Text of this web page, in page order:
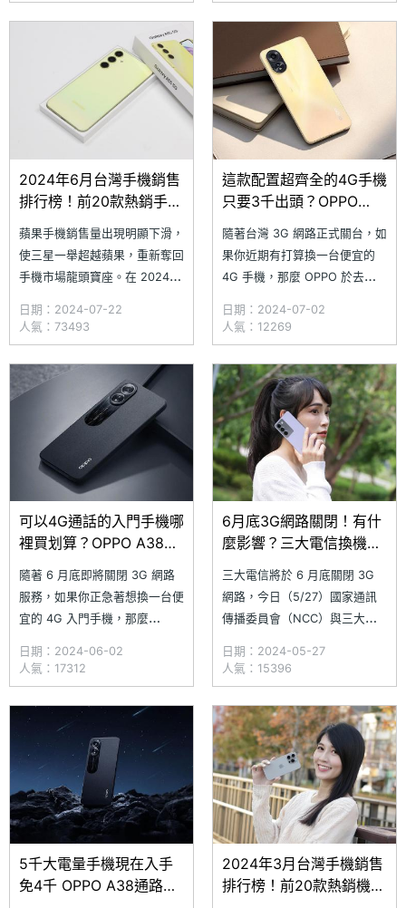
畫素主鏡頭，日常使用綽綽有
餘，無論是給剛開學的孩子當主
力機、給爸媽當重陽節禮物機，
還是當作工作備用機，都
3G 關台後的現在依然能夠正常
使用。隨著 OPPO A38 上市
2024年6月台灣手機銷售
排行榜！前20款熱銷手機
蘋果手機銷售量出現明顯下滑，
使三星一舉超越蘋果，重新奪回
手機市場龍頭寶座。在 2024
三星 Galaxy A55 5G 蟬聯最熱
銷手機，而蘋果最熱賣的機型從
iPhone 15 Pro Max 變成該系列
入門的 iPhone 15。至於
Android 陣營，最熱賣的
日期：2024-07-22
人氣：73493
這款配置超齊全的4G手機
只要3千出頭？OPPO
(2024.7)
隨著台灣 3G 網路正式關台，如
果你近期有打算換一台便宜的
4G 手機，那麼 OPPO 於去年
不錯的選擇，不僅支援 VoLTE
通話功能，還具備 6.56 吋
90Hz 螢幕、5,000mAh 大電
量、5,000 萬畫素主鏡頭，整
體配置相
日期：2024-07-02
人氣：12269
可以4G通話的入門手機哪
裡買划算？OPPO A38通
路最低價格整理(2024.6)
隨著 6 月底即將關閉 3G 網路
服務，如果你正急著想換一台便
宜的 4G 入門手機，那麼
OPPO A38，不僅支援 VoLTE
功能，還擁有 5,000mAh 大電
量以及 6.56 吋 90Hz 大螢幕，
體驗相當超值。隨著 OPPO
日期：2024-06-02
人氣：17312
6月底3G網路關閉！有什
麼影響？三大電信換機優
惠方案一次看
三大電信將於 6 月底關閉 3G
網路，今日（5/27）國家通訊
傳播委員會（NCC）與三大電
留意目前所使用的手機、SIM 卡
是否可支援 4G 語音（VoLTE）
功能，避免在 3G 網路關閉後，
無法正常使用。NCC 主委陳耀
祥更代言 3G 網路關閉宣導短
片，提醒用戶進行手機
日期：2024-05-27
人氣：15396
5千大電量手機現在入手
免4千 OPPO A38通路最
2024年3月台灣手機銷售
排行榜！前20款熱銷機型